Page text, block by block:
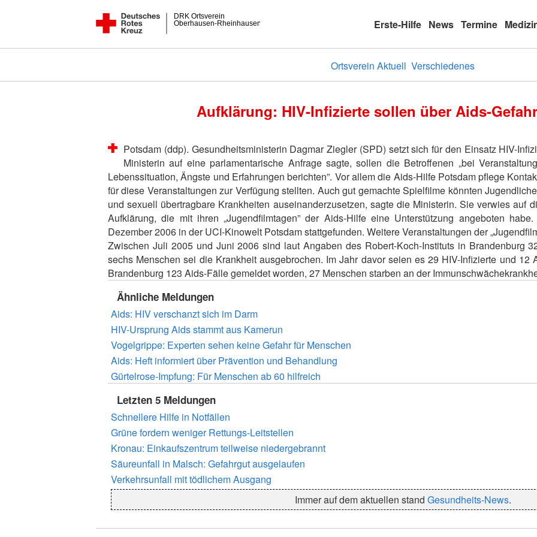
Oberhausen-Rheinhausen
DRK Ortsverein
Erste-Hilfe News Termine
Ortsverein Aktuell Verschiedenes
Aufklärung: HIV-Infizierte sollen über Aids-
Potsdam (ddp). Gesundheitsministerin Dagmar Ziegler (SPD) setzt sich für den Einsatz HIV-
Ministerin auf eine parlamentarische Anfrage sagte, sollen die Betroffenen „bei
Lebenssituation, Ängste und Erfahrungen berichten”. Vor allem die Aids-Hilfe Potsdam pflege
für diese Veranstaltungen zur Verfügung stellten. Auch gut gemachte Spielfilme könnten
und sexuell übertragbare Krankheiten auseinanderzusetzen, sagte die Ministerin. Sie verwies auf
Aufklärung, die mit ihren „Jugendfilmtagen” der Aids-Hilfe eine Unterstützung angeboten
Dezember 2006 in der UCI-Kinowelt Potsdam stattgefunden. Weitere Veranstaltungen der
Zwischen Juli 2005 und Juni 2006 sind laut Angaben des Robert-Koch-Instituts in Brandenburg
sechs Menschen sei die Krankheit ausgebrochen. Im Jahr davor seien es 29 HIV-Infizierte und
Brandenburg 123 Aids-Fälle gemeldet worden, 27 Menschen starben an der
Ähnliche Meldungen
Aids: HIV verschanzt sich im Darm
HIV-Ursprung Aids stammt aus Kamerun
Vogelgrippe: Experten sehen keine Gefahr für Menschen
Aids: Heft informiert über Prävention und Behandlung
Gürtelrose-Impfung: Für Menschen ab 60 hilfreich
Letzten 5 Meldungen
Schnellere Hilfe in Notfällen
Grüne fordern weniger Rettungs-Leitstellen
Kronau: Einkaufszentrum teilweise niedergebrannt
Säureunfall in Malsch: Gefahrgut ausgelaufen
Verkehrsunfall mit tödlichem Ausgang
Immer auf dem aktuellen stand Gesundheits-News.